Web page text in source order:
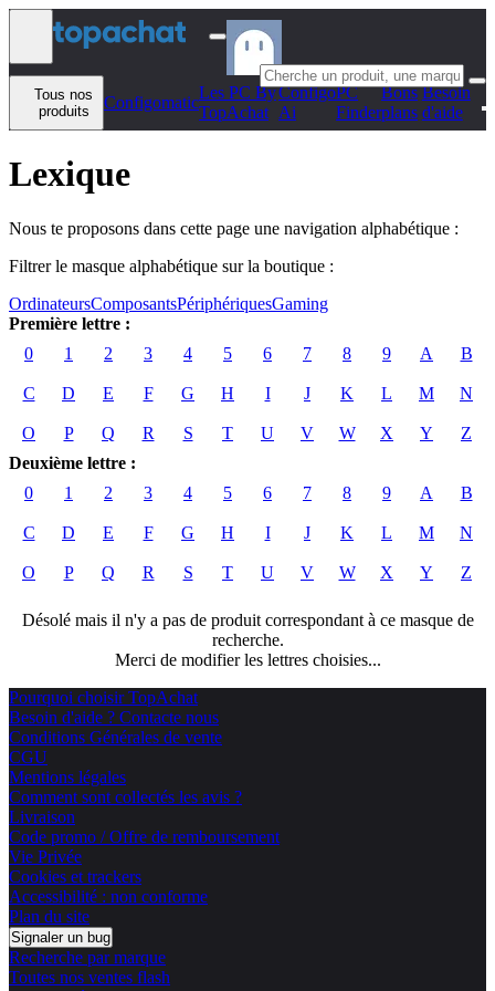
Aller au contenu
Tous nos
produits
Configomatic
Les PC By
TopAchat
Configo
Ai
PC
Finder
Bons
plans
Besoin
d'aide
Lexique
Nous te proposons dans cette page une navigation alphabétique :
Filtrer le masque alphabétique sur la boutique :
OrdinateursComposantsPériphériquesGaming
Première lettre :
0
1 2 3 4 5 6 7 8 9 A B
C D E F G H I J K L M N
O P Q R S T U V W X Y
Z
Deuxième lettre :
0
1 2 3 4 5 6 7 8 9 A B
C D E F G H I J K L M N
O P Q R S T U V W X Y Z
Désolé mais il n'y a pas de produit correspondant à ce masque de
recherche.
Merci de modifier les lettres choisies...
Pourquoi choisir TopAchat
Besoin d'aide ? Contacte nous
Conditions Générales de vente
CGU
Mentions légales
Comment sont collectés les avis ?
Livraison
Code promo / Offre de remboursement
Vie Privée
Cookies et trackers
Accessibilité : non conforme
Plan du site
Signaler un bug
Recherche par marque
Toutes nos ventes flash